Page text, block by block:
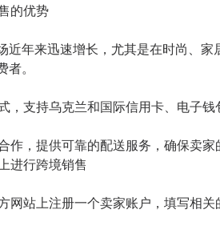
的优势
近年来迅速增长，尤其是在时尚、
。
，支持乌克兰和国际信用卡、电子
作，提供可靠的配送服务，确保卖
进行跨境销售
网站上注册一个卖家账户，填写相